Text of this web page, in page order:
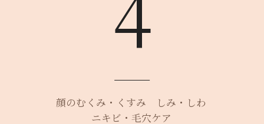
顔のむくみ・くすみ
しみ・しわ
ニキビ・毛穴ケア